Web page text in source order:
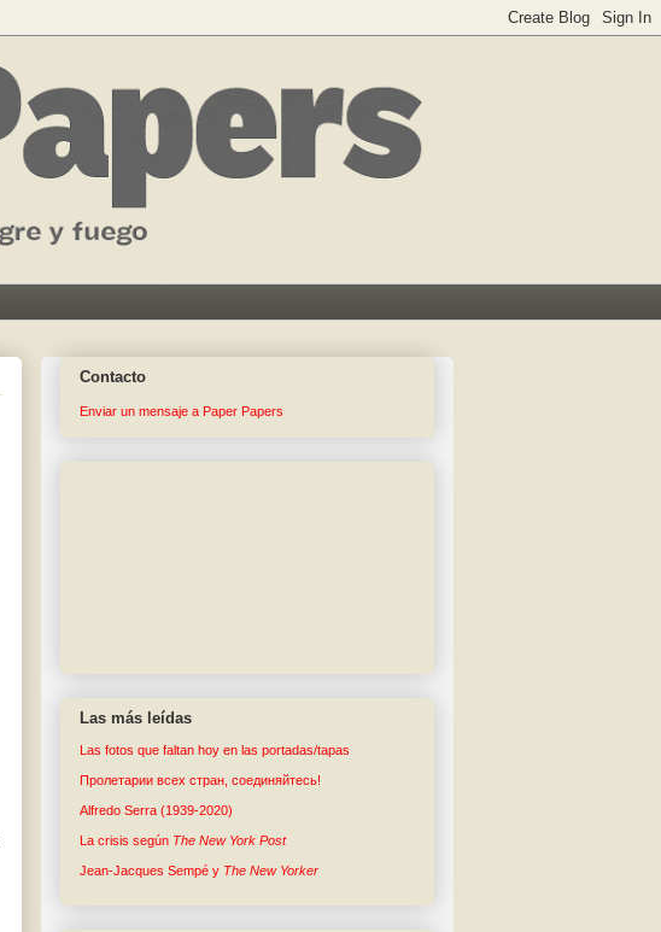
Contacto
Enviar un mensaje a Paper Papers
Las más leídas
Las fotos que faltan hoy en las portadas/tapas
Пролетарии всех стран, соединяйтесь!
Alfredo Serra (1939-2020)
La crisis según The New York Post
Jean-Jacques Sempé y The New Yorker